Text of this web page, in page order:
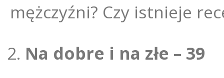
mężczyźni? Czy istnieje
Na dobre i na złe – 39